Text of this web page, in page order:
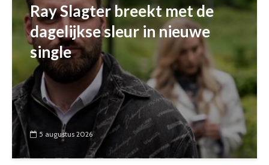
Ray Slagter breekt met de
dagelijkse sleur in nieuwe
single
5 augustus 2026